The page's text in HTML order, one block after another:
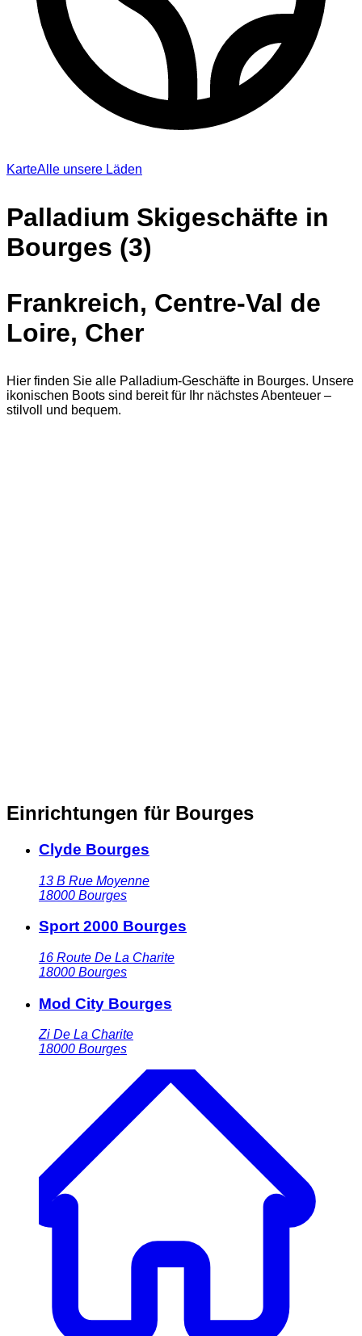
KarteAlle unsere Läden
Palladium Skigeschäfte in
Bourges (3)
Frankreich, Centre-Val de
Loire, Cher
Hier finden Sie alle Palladium-Geschäfte in Bourges. Unsere
ikonischen Boots sind bereit für Ihr nächstes Abenteuer –
stilvoll und bequem.
Einrichtungen für Bourges
Clyde Bourges
13 B Rue Moyenne
18000 Bourges
Sport 2000 Bourges
16 Route De La Charite
18000 Bourges
Mod City Bourges
Zi De La Charite
18000 Bourges